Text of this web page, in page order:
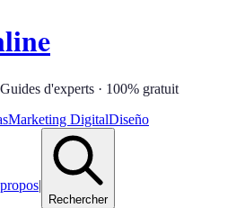
d'experts · 100% gratuit
Marketing DigitalDiseño
|
Rechercher